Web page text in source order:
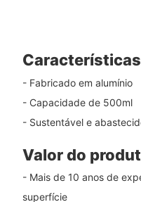
- Fabricado em alumínio
- Capacidade de 500ml
- Sustentável e
Valor do
- Mais de 10 anos de
superfície